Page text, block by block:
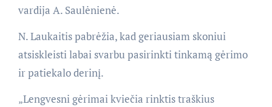
vardija A. Saulėnienė.
N. Laukaitis pabrėžia, kad geriausiam skoniui
atsiskleisti labai svarbu pasirinkti tinkamą gėrimo
ir patiekalo derinį.
„Lengvesni gėrimai kviečia rinktis traškius